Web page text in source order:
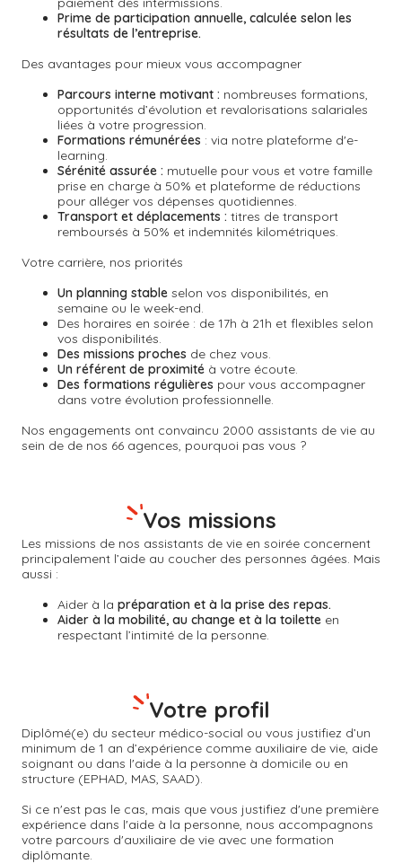
Prime de participation annuelle, calculée selon les
résultats de l’entreprise.
Des avantages pour mieux vous accompagner
Parcours interne motivant : nombreuses formations,
opportunités d’évolution et revalorisations salariales
liées à votre progression.
Formations rémunérées : via notre plateforme d'e-
learning.
Sérénité assurée : mutuelle pour vous et votre famille
prise en charge à 50% et plateforme de réductions
pour alléger vos dépenses quotidiennes.
Transport et déplacements : titres de transport
remboursés à 50% et indemnités kilométriques.
Votre carrière, nos priorités
Un planning stable selon vos disponibilités, en
semaine ou le week-end.
Des horaires en soirée : de 17h à 21h et flexibles selon
vos disponibilités.
Des missions proches de chez vous.
Un référent de proximité à votre écoute.
Des formations régulières pour vous accompagner
dans votre évolution professionnelle.
Nos engagements ont convaincu 2000 assistants de vie au
sein de de nos 66 agences, pourquoi pas vous ?
Les missions de nos assistants de vie en soirée concernent
principalement l’aide au coucher des personnes âgées. Mais
aussi :
Aider à la préparation et à la prise des repas.
Aider à la mobilité, au change et à la toilette en
respectant l’intimité de la personne.
Vos missions
Diplômé(e) du secteur médico-social ou vous justifiez d’un
minimum de 1 an d’expérience comme auxiliaire de vie, aide
soignant ou dans l'aide à la personne à domicile ou en
structure (EPHAD, MAS, SAAD).
Si ce n'est pas le cas, mais que vous justifiez d'une première
expérience dans l'aide à la personne, nous accompagnons
votre parcours d'auxiliaire de vie avec une formation
diplômante.
Votre profil